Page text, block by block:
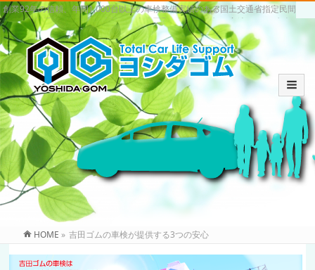
創業92年の信頼、年間1,000台以上の車検整備実績のある国土交通省指定民間
車検場。いわき市の車検・中古車買取・販売は信頼と実績のヨシダゴム
HOME » 吉田ゴムの車検が提供する3つの安心